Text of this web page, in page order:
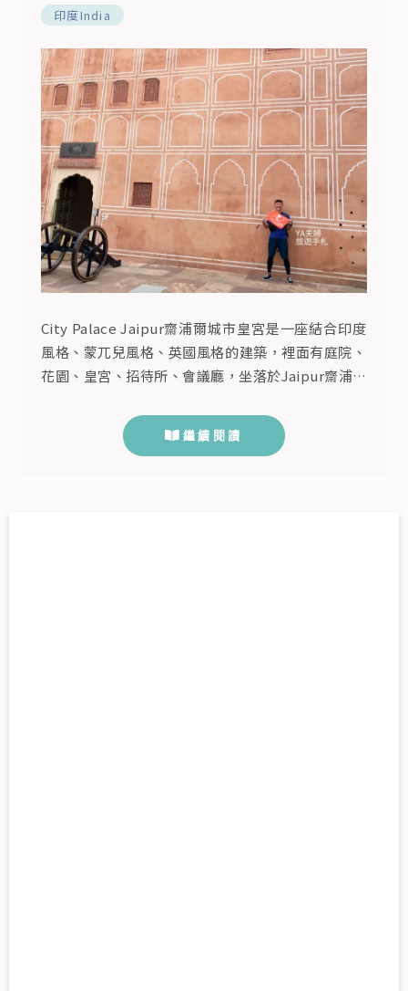
印度India
City Palace Jaipur齋浦爾城市皇宮是一座結合印度
風格、蒙兀兒風格、英國風格的建築，裡面有庭院、
花園、皇宮、招待所、會議廳，坐落於Jaipur齋浦爾
Sawaii Jai Singh II薩瓦伊·傑伊·辛格二世為了解
決人口與水源問題，從Amer Fort琥珀堡遷移過來的
繼續閱讀